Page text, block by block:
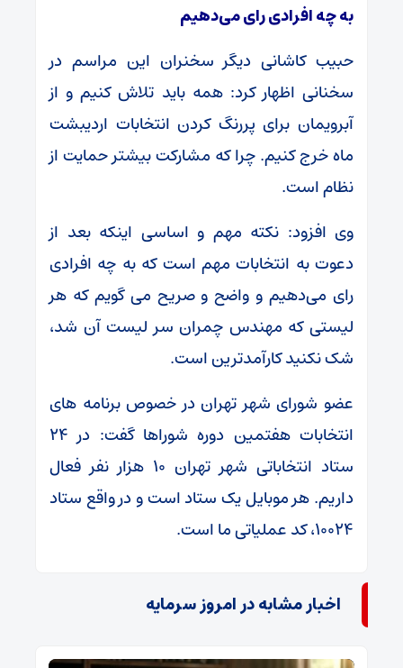
به چه افرادی رای می‌دهیم
حبیب کاشانی دیگر سخنران این مراسم در
سخنانی اظهار کرد: همه باید تلاش کنیم و از
آبرویمان برای پررنگ کردن انتخابات اردیبشت
ماه خرج کنیم. چرا که مشارکت بیشتر حمایت از
نظام است.
وی افزود: نکته مهم و اساسی اینکه بعد از
دعوت به انتخابات مهم است که به چه افرادی
رای می‌دهیم و واضح و صریح می گویم که هر
لیستی که مهندس چمران سر لیست آن شد،
شک نکنید کارآمدترین است.
عضو شورای شهر تهران در خصوص برنامه های
انتخابات هفتمین دوره شوراها گفت: در ۲۴
ستاد انتخاباتی شهر تهران ۱۰ هزار نفر فعال
داریم. هر موبایل یک ستاد است و در واقع ستاد
۱۰۰۲۴، کد عملیاتی ما است.
اخبار مشابه در امروز سرمایه